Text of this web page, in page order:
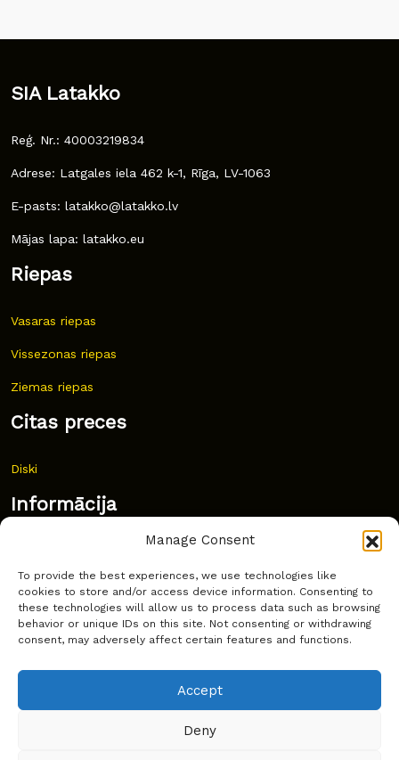
Manage Consent
To provide the best experiences, we use technologies like
cookies to store and/or access device information. Consenting to
these technologies will allow us to process data such as browsing
behavior or unique IDs on this site. Not consenting or withdrawing
consent, may adversely affect certain features and functions.
Accept
Deny
SIA Latakko
Reģ. Nr.: 40003219834
Adrese: Latgales iela 462 k-1, Rīga, LV-1063
E-pasts: latakko@latakko.lv
Mājas lapa: latakko.eu
Riepas
Vasaras riepas
Vissezonas riepas
Ziemas riepas
Citas preces
Diski
Informācija
Bieži uzdoti jautājumi
Kur pirkt?
Sīkdatņu politika